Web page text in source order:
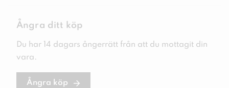
Ångra ditt köp
Du har 14 dagars ångerrätt från att du mottagit din
vara.
Ångra köp